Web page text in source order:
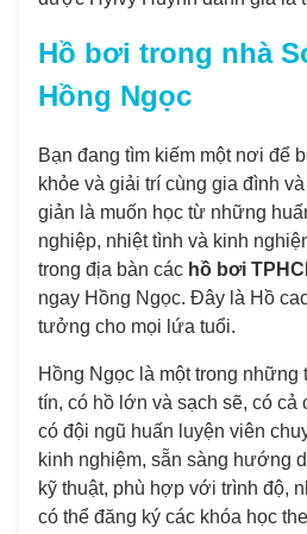
Hồ bơi trong nhà
Hồng Ngọc
Bạn đang tìm kiếm một nơi để
khỏe và giải trí cùng gia đình
giản là muốn học từ những
nghiệp, nhiệt tình và kinh
trong địa bàn các hồ bơi
ngay Hồng Ngọc. Đây là Hồ
tưởng cho mọi lứa tuổi.
Hồng Ngọc là một trong những
tín, có hồ lớn và sạch sẽ, có cả
có đội ngũ huấn luyện viên
kinh nghiệm, sẵn sàng hướng
kỹ thuật, phù hợp với trình độ,
có thể đăng ký các khóa học